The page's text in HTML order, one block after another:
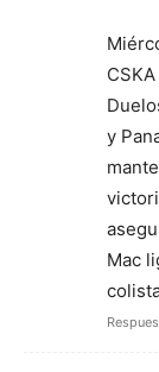
y
Mac